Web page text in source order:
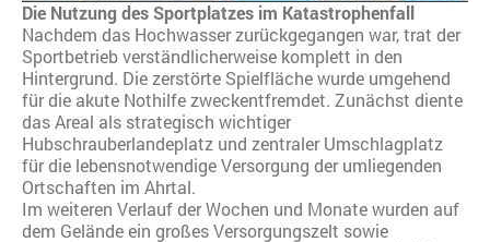
Die Nutzung des Sportplatzes im Katastrophenfall
Nachdem das Hochwasser zurückgegangen war, trat der
Sportbetrieb verständlicherweise komplett in den
Hintergrund. Die zerstörte Spielfläche wurde umgehend
für die akute Nothilfe zweckentfremdet. Zunächst diente
das Areal als strategisch wichtiger
Hubschrauberlandeplatz und zentraler Umschlagplatz
für die lebensnotwendige Versorgung der umliegenden
Ortschaften im Ahrtal.
Im weiteren Verlauf der Wochen und Monate wurden auf
dem Gelände ein großes Versorgungszelt sowie